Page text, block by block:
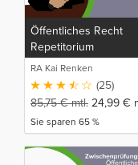
Öffentliches Recht
Repetitorium
RA Kai Renken
(25)
85,75€mtl. 24,99 €
Sie sparen 65 %